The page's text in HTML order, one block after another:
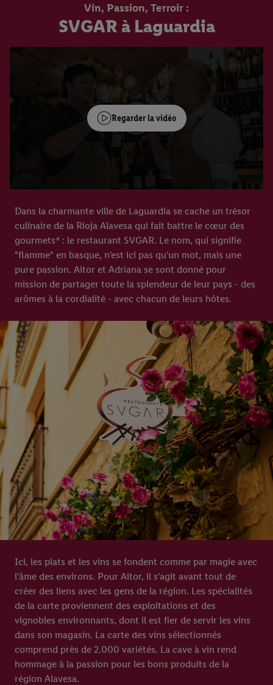
Vin, Passion, Terroir :
SVGAR à Laguardia
Regarder la vidéo
Dans la charmante ville de Laguardia se cache un trésor
culinaire de la Rioja Alavesa qui fait battre le cœur des
gourmets* : le restaurant SVGAR. Le nom, qui signifie
"flamme" en basque, n'est ici pas qu'un mot, mais une
pure passion. Aitor et Adriana se sont donné pour
mission de partager toute la splendeur de leur pays - des
arômes à la cordialité - avec chacun de leurs hôtes.
Ici, les plats et les vins se fondent comme par magie avec
l'âme des environs. Pour Aitor, il s'agit avant tout de
créer des liens avec les gens de la région. Les spécialités
de la carte proviennent des exploitations et des
vignobles environnants, dont il est fier de servir les vins
dans son magasin. La carte des vins sélectionnés
comprend près de 2.000 variétés. La cave à vin rend
hommage à la passion pour les bons produits de la
région Alavesa.